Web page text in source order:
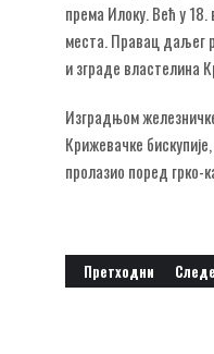
према Илоку. Већ у
места. Правац даљег
и зграде властелина
Изградњом
Крижевачке
пролазио поред грко-
Претходни чланак:
Претходни